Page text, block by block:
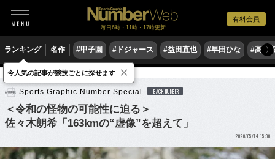
有料会員
毎日6時・11時・17時更新
ランキング 名作 #甲子園 #ドジャース #益田直也 #早田ひな #高木
〉
野球 プロ野球
Sports Graphic Number Special BACK NUMBER
＜令和の怪物の可能性に迫る＞
佐々木朗希「163kmの“虚像”を超えて」
2020/05/14 15:00
今人気の記事が競技ごとに探せます ×